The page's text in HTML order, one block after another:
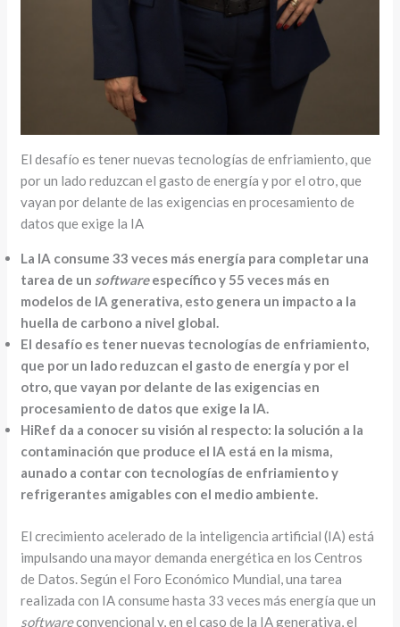
El desafío es tener nuevas tecnologías de enfriamiento, que
por un lado reduzcan el gasto de energía y por el otro, que
vayan por delante de las exigencias en procesamiento de
datos que exige la IA
La IA consume 33 veces más energía para completar una
tarea de un softwareespecífico y 55 veces más en
modelos de IA generativa, esto genera un impacto a la
huella de carbono a nivel global.
El desafío es tener nuevas tecnologías de enfriamiento,
que por un lado reduzcan el gasto de energía y por el
otro, que vayan por delante de las exigencias en
procesamiento de datos que exige la IA.
HiRef da a conocer su visión al respecto: la solución a la
contaminación que produce el IA está en la misma,
aunado a contar con tecnologías de enfriamiento y
refrigerantes amigables con el medio ambiente.
El crecimiento acelerado de la inteligencia artificial (IA) está
impulsando una mayor demanda energética en los Centros
de Datos. Según el Foro Económico Mundial, una tarea
realizada con IA consume hasta 33 veces más energía que un
softwareconvencional y, en el caso de la IA generativa, el